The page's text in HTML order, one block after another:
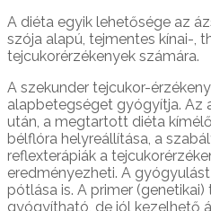
A diéta egyik lehetősége az
szója alapú, tejmentes kínai-,
tejcukorérzékenyek számára.
A szekunder tejcukor-
alapbetegséget gyógyítja. Az
után, a megtartott diéta
bélflóra helyreállítása, a
reflexterápiák a
eredményezheti. A
pótlása is. A primer
gyógyítható, de jól kezelhető